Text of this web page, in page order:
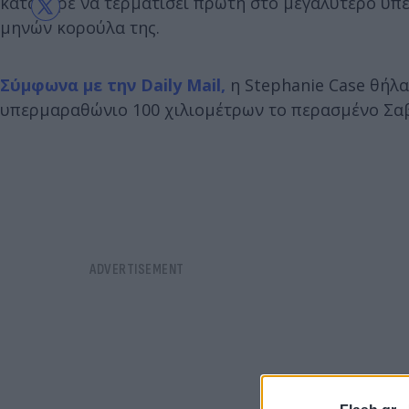
μηνών κορούλα της.
Σύμφωνα με την Daily Mail, η Stephanie Case
υπερμαραθώνιο 100 χιλιομέτρων το περασμένο